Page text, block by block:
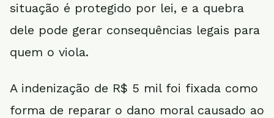
situação é protegido por lei, e a quebra
dele pode gerar consequências legais para
quem o viola.
A indenização de R$ 5 mil foi fixada como
forma de reparar o dano moral causado ao